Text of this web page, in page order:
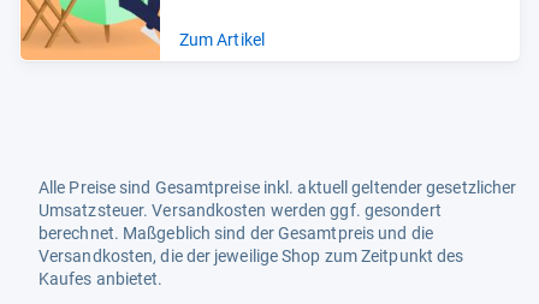
Zum Artikel
Alle Preise sind Gesamtpreise inkl. aktuell geltender gesetzlicher
Umsatzsteuer. Versandkosten werden ggf. gesondert
berechnet. Maßgeblich sind der Gesamtpreis und die
Versandkosten, die der jeweilige Shop zum Zeitpunkt des
Kaufes anbietet.